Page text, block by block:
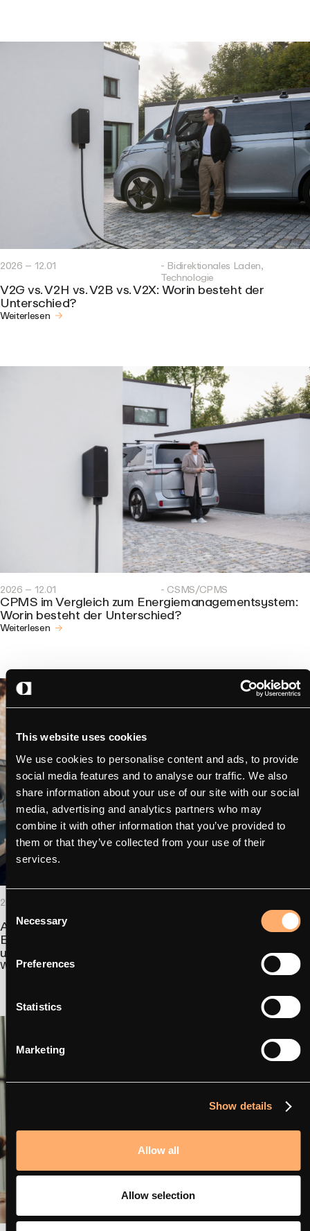
This website uses cookies
We use cookies to personalise content and ads, to provide
social media features and to analyse our traffic. We also
share information about your use of our site with our social
media, advertising and analytics partners who may
combine it with other information that you’ve provided to
them or that they’ve collected from your use of their
services.
Selection
Necessary
Preferences
Statistics
Marketing
Show details
Allow all
Allow selection
2026 – 12.01 - Bidirektionales Laden,
Technologie
V2G vs. V2H vs. V2B vs. V2X: Worin besteht der
Unterschied?
Weiterlesen
2026 – 12.01 - CSMS/CPMS
CPMS im Vergleich zum Energiemanagementsystem:
Worin besteht der Unterschied?
Weiterlesen
2026 – 12.01
Abrechnungssoftware für das Laden von
Elektrofahrzeugen: So funktionieren Ladesitzungen
und Tarife
Weiterlesen